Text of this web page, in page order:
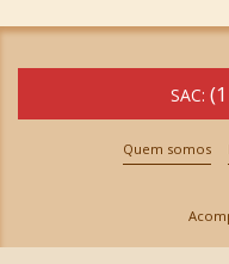
SAC:
Quem somos